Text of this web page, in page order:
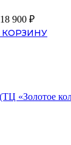
18 900 ₽
КОРЗИНУ
«Золотое